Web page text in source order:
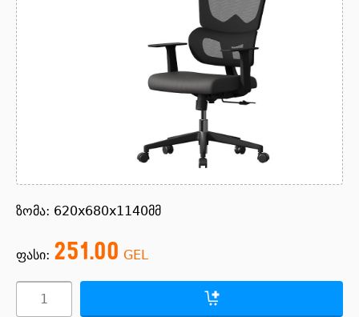
ზომა: 620x680x1140მმ
ფასი: 251.00 GEL